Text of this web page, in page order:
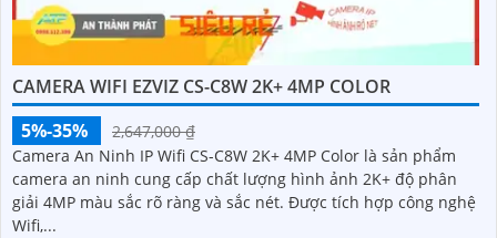
CAMERA WIFI EZVIZ CS-C8W 2K+ 4MP COLOR
5%-35%
2,647,000 ₫
Camera An Ninh IP Wifi CS-C8W 2K+ 4MP Color là sản phẩm
camera an ninh cung cấp chất lượng hình ảnh 2K+ độ phân
giải 4MP màu sắc rõ ràng và sắc nét. Được tích hợp công nghệ
Wifi,...